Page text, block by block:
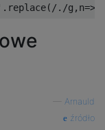
. replace( /./g , n=>
Arnauld
źródło